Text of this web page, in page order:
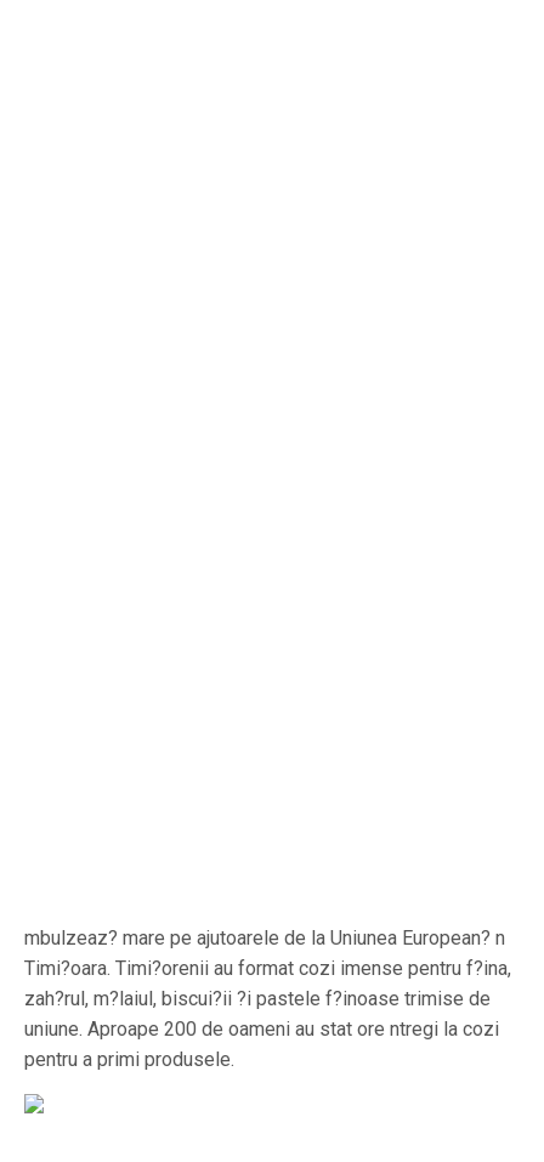
mbulzeaz? mare pe ajutoarele de la Uniunea European? n
Timi?oara. Timi?orenii au format cozi imense pentru f?ina,
zah?rul, m?laiul, biscui?ii ?i pastele f?inoase trimise de
uniune. Aproape 200 de oameni au stat ore ntregi la cozi
pentru a primi produsele.